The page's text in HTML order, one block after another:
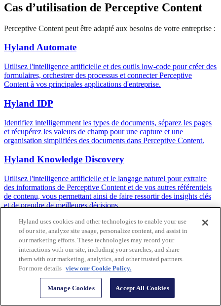
Cas d’utilisation de Perceptive Content
Perceptive Content peut être adapté aux besoins de votre entreprise :
Hyland Automate
Utilisez l'intelligence artificielle et des outils low-code pour créer des
formulaires, orchestrer des processus et connecter Perceptive
Content à vos principales applications d'entreprise.
Hyland IDP
Identifiez intelligemment les types de documents, séparez les pages
et récupérez les valeurs de champ pour une capture et une
organisation simplifiées des documents dans Perceptive Content.
Hyland Knowledge Discovery
Utilisez l'intelligence artificielle et le langage naturel pour extraire
des informations de Perceptive Content et de vos autres référentiels
de contenu, vous permettant ainsi de faire ressortir des insights clés
et de prendre de meilleures décisions.
Enseignement supérieur
Intégrez votre système d'information étudiant pour rationaliser les
processus axés sur le contenu, créer des formulaires dynamiques et
soutenir le travail quotidien des admissions, les aides financières, le
bureau des inscriptions et plus encore.
Secteur d'activités
Hyland uses cookies and other technologies to enable your use
of our site, analyze site usage, personalize content, and assist in
our marketing efforts. These technologies may record your
interactions with our site, including your searches, and share
them with our marketing, analytics, and other trusted partners.
For more details view our Cookie Policy.
Manage Cookies Accept All Cookies